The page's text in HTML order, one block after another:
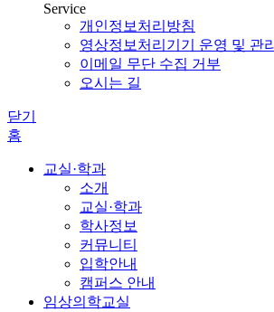
Service
개인정보처리방침
영상정보처리기기 운영 및 관
이메일 무단 수집 거부
오시는 길
닫기
홈
교실·학과
소개
교실·학과
학사정보
커뮤니티
입학안내
캠퍼스 안내
임상의학교실